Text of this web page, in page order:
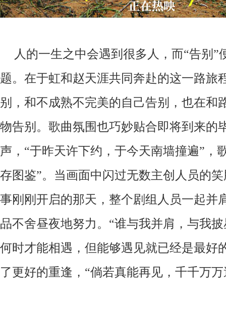
人的一生之中会遇到很多人，而“告别”
题。在于虹和赵天涯共同奔赴的这一路旅
别，和不成熟不完美的自己告别，也在和
物告别。歌曲氛围也巧妙贴合即将到来的
声，“于昨天许下约，于今天南墙撞遍”，
存图鉴”。当画面中闪过无数主创人员的
事刚刚开启的那天，整个剧组人员一起并
品不舍昼夜地努力。“谁与我并肩，与我
何时才能相遇，但能够遇见就已经是最好
了更好的重逢，“倘若真能再见，千千万